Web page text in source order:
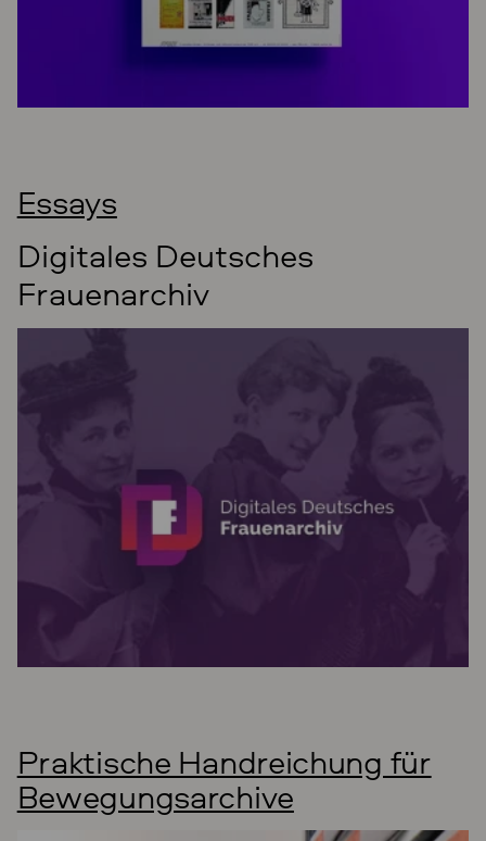
Essays
Digitales Deutsches
Frauenarchiv
Praktische Handreichung für
Bewegungsarchive